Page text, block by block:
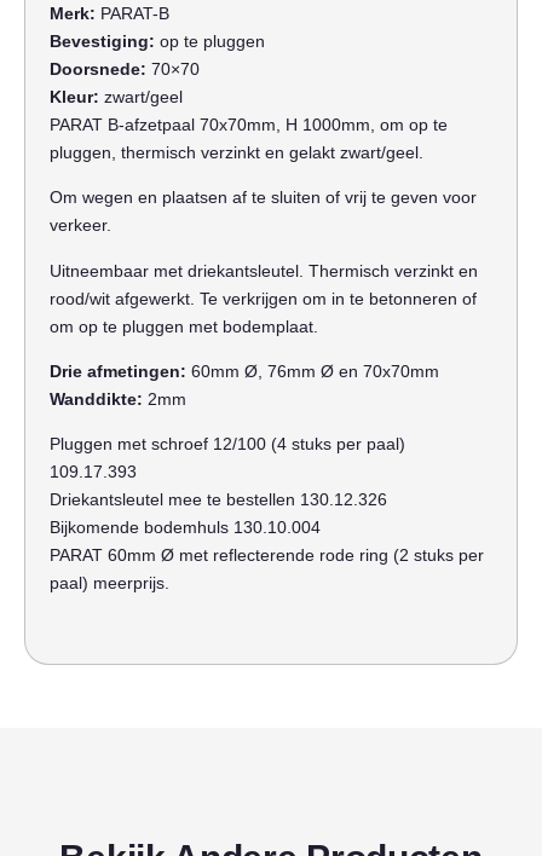
Merk: PARAT-B
Bevestiging: op te pluggen
Doorsnede: 70×70
Kleur: zwart/geel
PARAT B-afzetpaal 70x70mm, H 1000mm, om op te
pluggen, thermisch verzinkt en gelakt zwart/geel.
Om wegen en plaatsen af te sluiten of vrij te geven voor
verkeer.
Uitneembaar met driekantsleutel. Thermisch verzinkt en
rood/wit afgewerkt. Te verkrijgen om in te betonneren of
om op te pluggen met bodemplaat.
Drie afmetingen: 60mm Ø, 76mm Ø en 70x70mm
Wanddikte: 2mm
Pluggen met schroef 12/100 (4 stuks per paal)
109.17.393
Driekantsleutel mee te bestellen 130.12.326
Bijkomende bodemhuls 130.10.004
PARAT 60mm Ø met reflecterende rode ring (2 stuks per
paal) meerprijs.